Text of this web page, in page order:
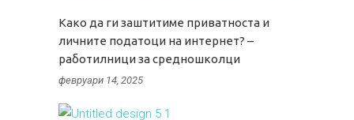
Како да ги заштитиме приватноста и
личните податоци на интернет? –
работилници за средношколци
февруари 14, 2025